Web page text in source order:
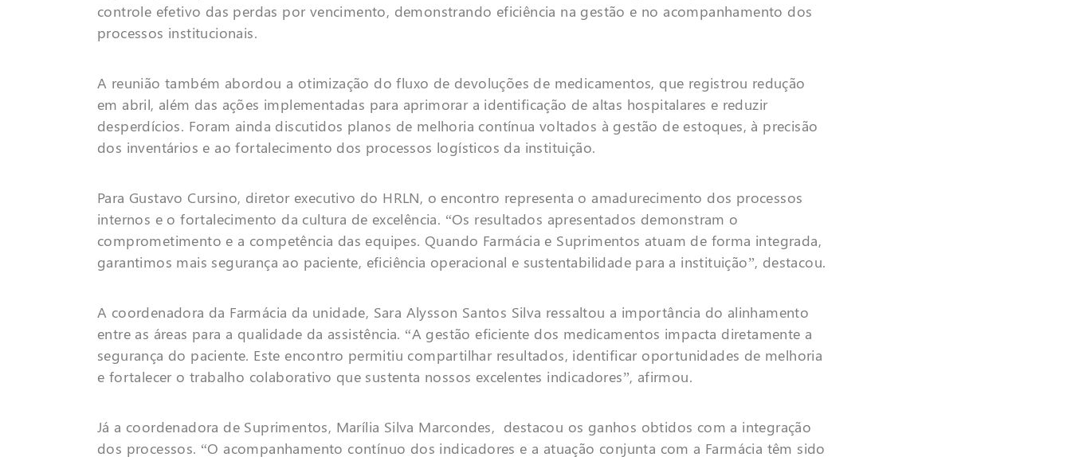
controle efetivo das perdas por vencimento, demonstrando eficiência na gestão e no acompanhamento dos
processos institucionais.
A reunião também abordou a otimização do fluxo de devoluções de medicamentos, que registrou redução
em abril, além das ações implementadas para aprimorar a identificação de altas hospitalares e reduzir
desperdícios. Foram ainda discutidos planos de melhoria contínua voltados à gestão de estoques, à precisão
dos inventários e ao fortalecimento dos processos logísticos da instituição.
Para Gustavo Cursino, diretor executivo do HRLN, o encontro representa o amadurecimento dos processos
internos e o fortalecimento da cultura de excelência. “Os resultados apresentados demonstram o
comprometimento e a competência das equipes. Quando Farmácia e Suprimentos atuam de forma integrada,
garantimos mais segurança ao paciente, eficiência operacional e sustentabilidade para a instituição”, destacou.
A coordenadora da Farmácia da unidade, Sara Alysson Santos Silva ressaltou a importância do alinhamento
entre as áreas para a qualidade da assistência. “A gestão eficiente dos medicamentos impacta diretamente a
segurança do paciente. Este encontro permitiu compartilhar resultados, identificar oportunidades de melhoria
e fortalecer o trabalho colaborativo que sustenta nossos excelentes indicadores”, afirmou.
Já a coordenadora de Suprimentos, Marília Silva Marcondes, destacou os ganhos obtidos com a integração
dos processos. “O acompanhamento contínuo dos indicadores e a atuação conjunta com a Farmácia têm sido